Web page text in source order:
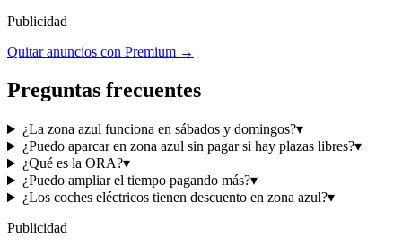
Publicidad
Quitar anuncios con Premium →
Preguntas frecuentes
¿La zona azul funciona en sábados y domingos?▾
¿Puedo aparcar en zona azul sin pagar si hay plazas libres?▾
¿Qué es la ORA?▾
¿Puedo ampliar el tiempo pagando más?▾
¿Los coches eléctricos tienen descuento en zona azul?▾
Publicidad